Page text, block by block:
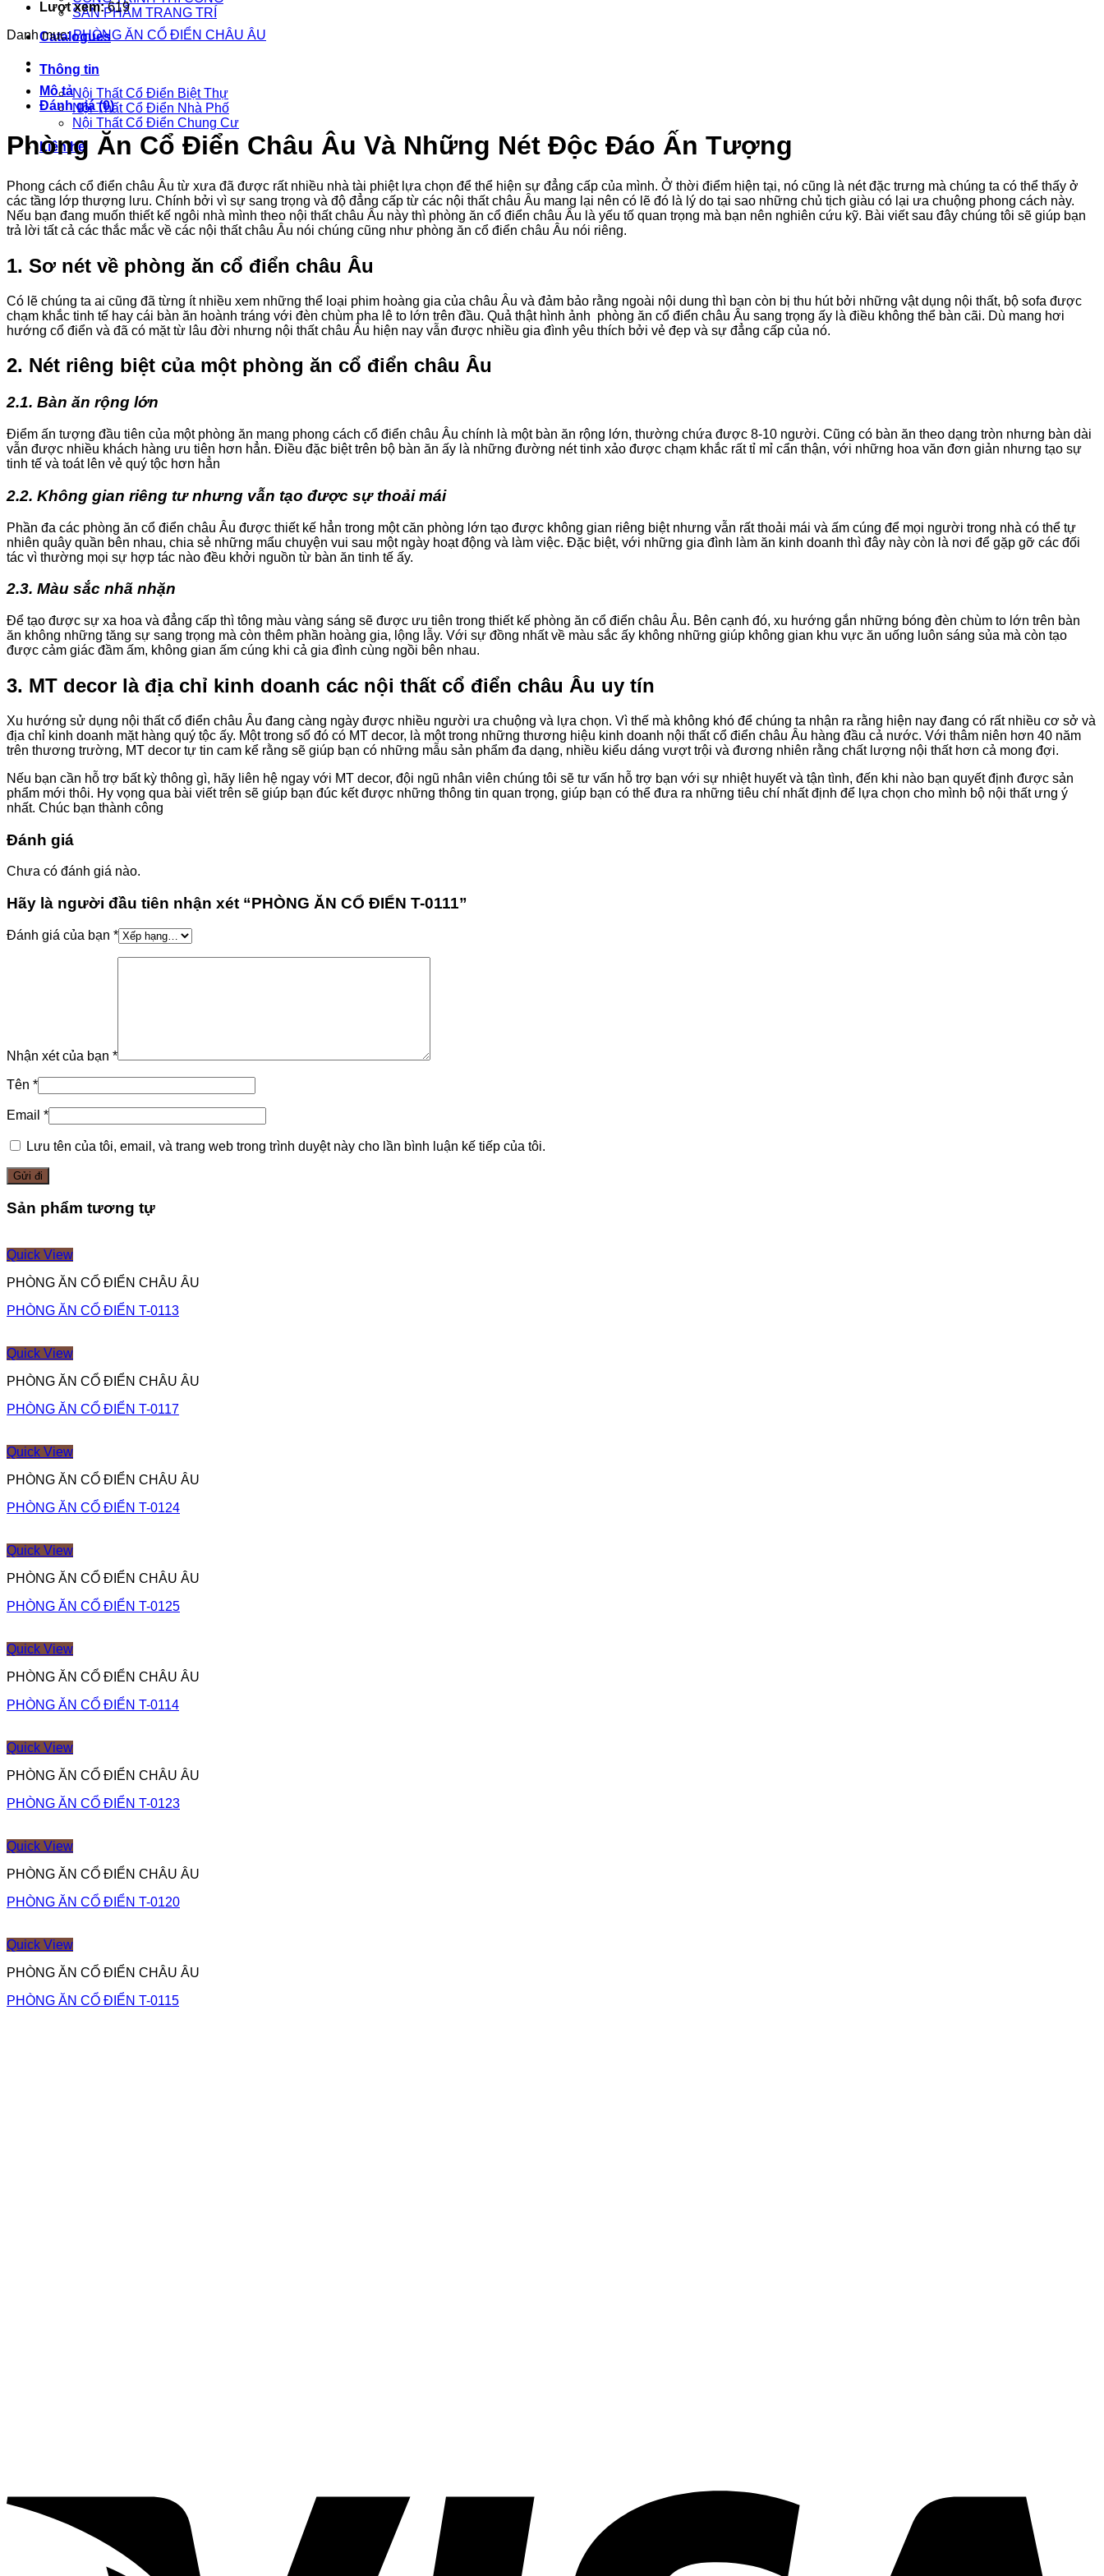
SẢN PHẨM TRANG TRÍ
Catalogues
Thông tin
Nội Thất Cổ Điển Biệt Thự
Nội Thất Cổ Điển Nhà Phố
Nội Thất Cổ Điển Chung Cư
Liên hệ
Lượt xem:619
Danh mục:PHÒNG ĂN CỔ ĐIỂN CHÂU ÂU
Mô tả
Đánh giá (0)
Phòng Ăn Cổ Điển Châu Âu Và Những Nét Độc Đáo Ấn Tượng
Phong cách cổ điển châu Âu từ xưa đã được rất nhiều nhà tài phiệt lựa chọn để thể hiện sự đẳng cấp của mình. Ở thời điểm hiện tại, nó cũng là nét đặc trưng mà chúng ta có thể thấy ở
các tầng lớp thượng lưu. Chính bởi vì sự sang trọng và độ đẳng cấp từ các nội thất châu Âu mang lại nên có lẽ đó là lý do tại sao những chủ tịch giàu có lại ưa chuộng phong cách này.
Nếu bạn đang muốn thiết kế ngôi nhà mình theo nội thất châu Âu này thì phòng ăn cổ điển châu Âu là yếu tố quan trọng mà bạn nên nghiên cứu kỹ. Bài viết sau đây chúng tôi sẽ giúp bạn
trả lời tất cả các thắc mắc về các nội thất châu Âu nói chúng cũng như phòng ăn cổ điển châu Âu nói riêng.
1. Sơ nét về phòng ăn cổ điển châu Âu
Có lẽ chúng ta ai cũng đã từng ít nhiều xem những thể loại phim hoàng gia của châu Âu và đảm bảo rằng ngoài nội dung thì bạn còn bị thu hút bởi những vật dụng nội thất, bộ sofa được
chạm khắc tinh tế hay cái bàn ăn hoành tráng với đèn chùm pha lê to lớn trên đầu. Quả thật hình ảnh phòng ăn cổ điển châu Âu sang trọng ấy là điều không thể bàn cãi. Dù mang hơi
hướng cổ điển và đã có mặt từ lâu đời nhưng nội thất châu Âu hiện nay vẫn được nhiều gia đình yêu thích bởi vẻ đẹp và sự đẳng cấp của nó.
2. Nét riêng biệt của một phòng ăn cổ điển châu Âu
2.1. Bàn ăn rộng lớn
Điểm ấn tượng đầu tiên của một phòng ăn mang phong cách cổ điển châu Âu chính là một bàn ăn rộng lớn, thường chứa được 8-10 người. Cũng có bàn ăn theo dạng tròn nhưng bàn dài
vẫn được nhiều khách hàng ưu tiên hơn hẳn. Điều đặc biệt trên bộ bàn ăn ấy là những đường nét tinh xảo được chạm khắc rất tỉ mỉ cẩn thận, với những hoa văn đơn giản nhưng tạo sự
tinh tế và toát lên vẻ quý tộc hơn hẳn
2.2. Không gian riêng tư nhưng vẫn tạo được sự thoải mái
Phần đa các phòng ăn cổ điển châu Âu được thiết kế hẳn trong một căn phòng lớn tạo được không gian riêng biệt nhưng vẫn rất thoải mái và ấm cúng để mọi người trong nhà có thể tự
nhiên quây quần bên nhau, chia sẻ những mẩu chuyện vui sau một ngày hoạt động và làm việc. Đặc biệt, với những gia đình làm ăn kinh doanh thì đây này còn là nơi để gặp gỡ các đối
tác vì thường mọi sự hợp tác nào đều khởi nguồn từ bàn ăn tinh tế ấy.
2.3. Màu sắc nhã nhặn
Để tạo được sự xa hoa và đẳng cấp thì tông màu vàng sáng sẽ được ưu tiên trong thiết kế phòng ăn cổ điển châu Âu. Bên cạnh đó, xu hướng gắn những bóng đèn chùm to lớn trên bàn
ăn không những tăng sự sang trọng mà còn thêm phần hoàng gia, lộng lẫy. Với sự đồng nhất về màu sắc ấy không những giúp không gian khu vực ăn uống luôn sáng sủa mà còn tạo
được cảm giác đầm ấm, không gian ấm cúng khi cả gia đình cùng ngồi bên nhau.
3. MT decor là địa chỉ kinh doanh các nội thất cổ điển châu Âu uy tín
Xu hướng sử dụng nội thất cổ điển châu Âu đang càng ngày được nhiều người ưa chuộng và lựa chọn. Vì thế mà không khó để chúng ta nhận ra rằng hiện nay đang có rất nhiều cơ sở và
địa chỉ kinh doanh mặt hàng quý tộc ấy. Một trong số đó có MT decor, là một trong những thương hiệu kinh doanh nội thất cổ điển châu Âu hàng đầu cả nước. Với thâm niên hơn 40 năm
trên thương trường, MT decor tự tin cam kể rằng sẽ giúp bạn có những mẫu sản phẩm đa dạng, nhiều kiểu dáng vượt trội và đương nhiên rằng chất lượng nội thất hơn cả mong đợi.
Nếu bạn cần hỗ trợ bất kỳ thông gì, hãy liên hệ ngay với MT decor, đội ngũ nhân viên chúng tôi sẽ tư vấn hỗ trợ bạn với sự nhiệt huyết và tận tình, đến khi nào bạn quyết định được sản
phẩm mới thôi. Hy vọng qua bài viết trên sẽ giúp bạn đúc kết được những thông tin quan trọng, giúp bạn có thể đưa ra những tiêu chí nhất định để lựa chọn cho mình bộ nội thất ưng ý
nhất. Chúc bạn thành công
Đánh giá
Chưa có đánh giá nào.
Hãy là người đầu tiên nhận xét “PHÒNG ĂN CỔ ĐIỂN T-0111”
Đánh giá của bạn *
Nhận xét của bạn *
Tên *
Email *
Lưu tên của tôi, email, và trang web trong trình duyệt này cho lần bình luận kế tiếp của tôi.
Sản phẩm tương tự
Quick View
PHÒNG ĂN CỔ ĐIỂN CHÂU ÂU
PHÒNG ĂN CỔ ĐIỂN T-0113
Quick View
PHÒNG ĂN CỔ ĐIỂN CHÂU ÂU
PHÒNG ĂN CỔ ĐIỂN T-0117
Quick View
PHÒNG ĂN CỔ ĐIỂN CHÂU ÂU
PHÒNG ĂN CỔ ĐIỂN T-0124
Quick View
PHÒNG ĂN CỔ ĐIỂN CHÂU ÂU
PHÒNG ĂN CỔ ĐIỂN T-0125
Quick View
PHÒNG ĂN CỔ ĐIỂN CHÂU ÂU
PHÒNG ĂN CỔ ĐIỂN T-0114
Quick View
PHÒNG ĂN CỔ ĐIỂN CHÂU ÂU
PHÒNG ĂN CỔ ĐIỂN T-0123
Quick View
PHÒNG ĂN CỔ ĐIỂN CHÂU ÂU
PHÒNG ĂN CỔ ĐIỂN T-0120
Quick View
PHÒNG ĂN CỔ ĐIỂN CHÂU ÂU
PHÒNG ĂN CỔ ĐIỂN T-0115